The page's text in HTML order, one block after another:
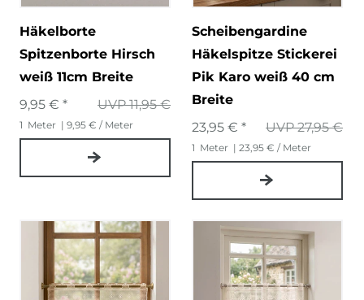
Häkelborte
Spitzenborte Hirsch
weiß 11cm Breite
UVP 11,95 €
9,95 € *
1 Meter | 9,95 € / Meter
Scheibengardine
Häkelspitze Stickerei
Pik Karo weiß 40 cm
Breite
UVP 27,95 €
23,95 € *
1 Meter | 23,95 € / Meter